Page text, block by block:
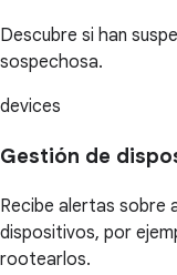
Descubre si han
sospechosa.
devices
Gestión de
Recibe alertas sobre
dispositivos, por
rootearlos.